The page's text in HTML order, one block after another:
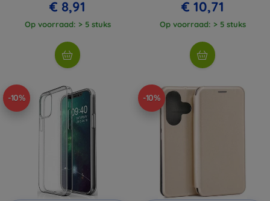
€ 8,91
Op voorraad: > 5 stuks
€ 10,71
Op voorraad: > 5 stuks
-10% -10%